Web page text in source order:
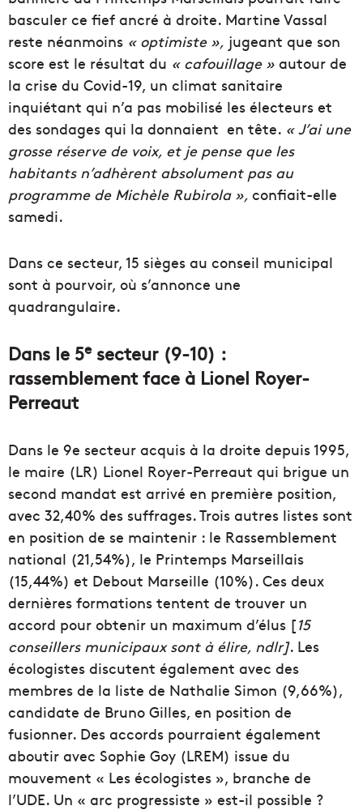
basculer ce fief ancré à droite. Martine Vassal
reste néanmoins « optimiste », jugeant que son
score est le résultat du « cafouillage » autour de
la crise du Covid-19, un climat sanitaire
inquiétant qui n’a pas mobilisé les électeurs et
des sondages qui la donnaient en tête. « J’ai une
grosse réserve de voix, et je pense que les
habitants n’adhèrent absolument pas au
programme de Michèle Rubirola », confiait-elle
samedi.
Dans ce secteur, 15 sièges au conseil municipal
sont à pourvoir, où s’annonce une
quadrangulaire.
Dans le 5esecteur (9-10) :
rassemblement face à Lionel Royer-
Perreaut
Dans le 9e secteur acquis à la droite depuis 1995,
le maire (LR) Lionel Royer-Perreaut qui brigue un
second mandat est arrivé en première position,
avec 32,40% des suffrages. Trois autres listes sont
en position de se maintenir : le Rassemblement
national (21,54%), le Printemps Marseillais
(15,44%) et Debout Marseille (10%). Ces deux
dernières formations tentent de trouver un
accord pour obtenir un maximum d’élus [15
conseillers municipaux sont à élire, ndlr]. Les
écologistes discutent également avec des
membres de la liste de Nathalie Simon (9,66%),
candidate de Bruno Gilles, en position de
fusionner. Des accords pourraient également
aboutir avec Sophie Goy (LREM) issue du
mouvement « Les écologistes », branche de
l’UDE. Un « arc progressiste » est-il possible ?